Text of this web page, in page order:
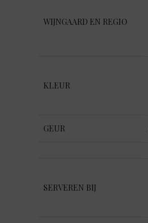
WIJNGAARD EN REGIO
KLEUR
GEUR
SERVEREN BIJ